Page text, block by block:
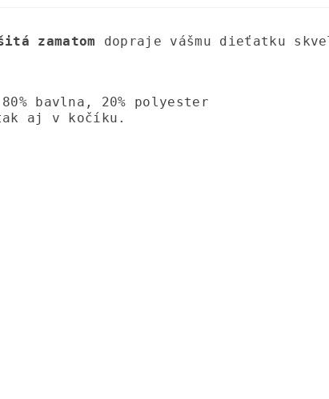
zamatom dopraje vášmu dieťatku
bavlna, 20% polyester
aj v kočíku.